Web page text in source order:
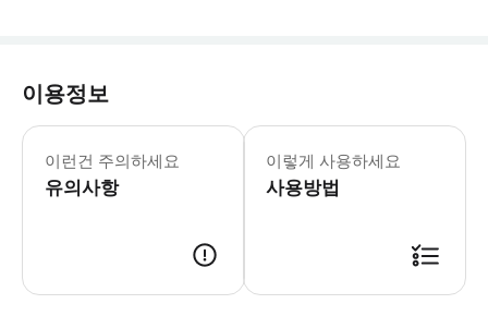
이용정보
이런건 주의하세요
유의사항
* 소요시간 : 840분 (옵션에 따라 소
이렇게 사용하세요
사용방법